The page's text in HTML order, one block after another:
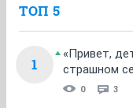
ТОП 5
1
«Привет,
страшном
0 3